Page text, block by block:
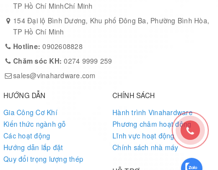
TP Hồ Chí MinhChí Minh
154 Đại lộ Bình Dương, Khu phố Đông Ba, Phường Bình Hòa,
TP Hồ Chí Minh
Hotline:0902608828
Chăm sóc KH:0274 9999 259
sales@vinahardware.com
HƯỚNG DẪN
Gia Công Cơ Khí
Kiến thức ngành gỗ
Các hoạt động
Hướng dẫn lắp đặt
Quy đổi trọng lượng thép
CHÍNH SÁCH
Hành trình Vinahardware
Phương châm hoạt động
Lĩnh vực hoạt động
Chính sách nhà máy